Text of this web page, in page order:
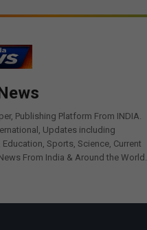
Publishing Platform From INDIA.
Updates including
Sports, Science, Current
From India & Around the World.